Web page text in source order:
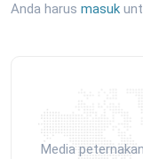
Anda harus masuk
Media